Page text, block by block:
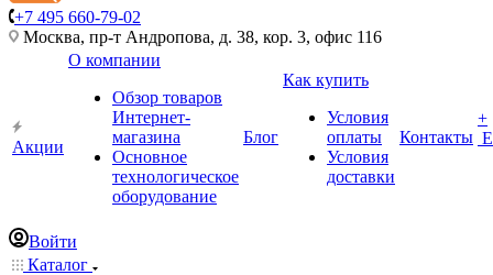
+7 495 660-79-02
Москва, пр-т Андропова, д. 38, кор. 3, офис 116
Акции
О компании
Обзор товаров
Интернет-
магазина
Основное
технологическое
оборудование
Блог
Как купить
Условия
оплаты
Условия
доставки
Контакты
+
Войти
Каталог